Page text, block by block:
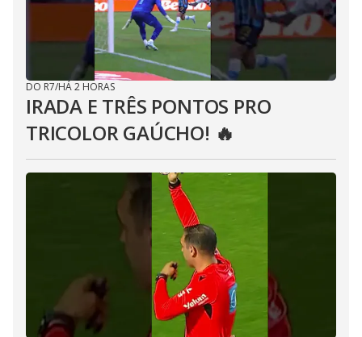
DO R7/HÁ 2 HORAS
IRADA E TRÊS PONTOS PRO
TRICOLOR GAÚCHO! 🔥